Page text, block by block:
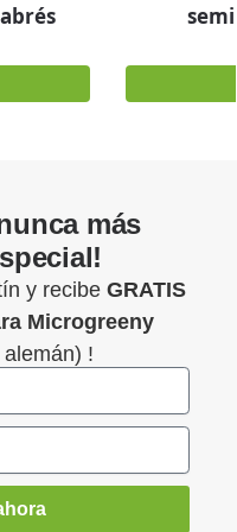
más
y recibe GRATIS
Microgreeny
!